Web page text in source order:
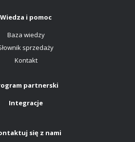
Wiedza i pomoc
Baza wiedzy
sprzedaży
Kontakt
partnerski
Integracje
się z nami